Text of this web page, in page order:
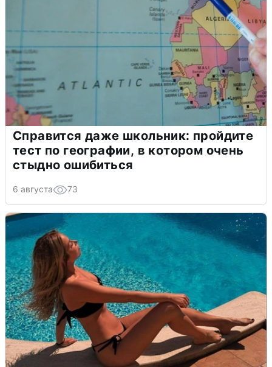
Справится даже школьник: пройдите
тест по географии, в котором очень
стыдно ошибиться
6 августа 73